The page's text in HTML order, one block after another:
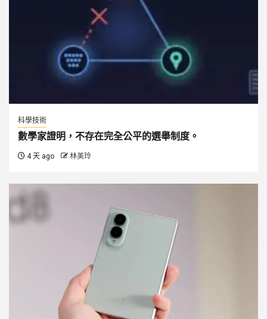
科學技術
數學家證明，不存在完全公平的選舉制度。
4 天 ago 林美玲